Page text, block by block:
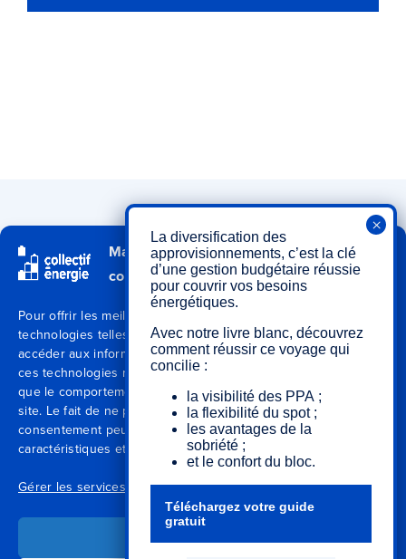
Mangerez-vous un peu de
cookies ?
Pour offrir les meilleures expériences, nous utilisons des
technologies telles que les cookies pour stocker et/ou
accéder aux informations des appareils. Le fait de consentir à
ces technologies nous permettra de traiter des données telles
que le comportement de navigation ou les ID uniques sur ce
site. Le fait de ne pas consentir ou de retirer son
consentement peut avoir un effet négatif sur certaines
caractéristiques et fonctions.
Gérer les services
Qui sommes-nous ?
Secteurs
Expertises
Blog
Agences
Contactez-nous
La diversification des
approvisionnements, c’est la clé
d’une gestion budgétaire réussie
pour couvrir vos besoins
énergétiques.
Avec notre livre blanc, découvrez
comment réussir ce voyage qui
concilie :
la visibilité des PPA ;
la flexibilité du spot ;
les avantages de la
sobriété ;
et le confort du bloc.
Téléchargez votre guide
gratuit